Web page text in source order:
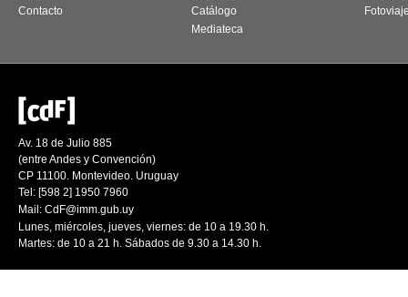
Contacto
Catálogo
Mediateca
Av. 18 de Julio 885
(entre Andes y Convención)
CP 11100. Montevideo. Uruguay
Tel: [598 2] 1950 7960
Mail: CdF@imm.gub.uy
Lunes, miércoles, jueves, viernes: de 10 a 19.30 h.
Martes: de 10 a 21 h. Sábados de 9.30 a 14.30 h.